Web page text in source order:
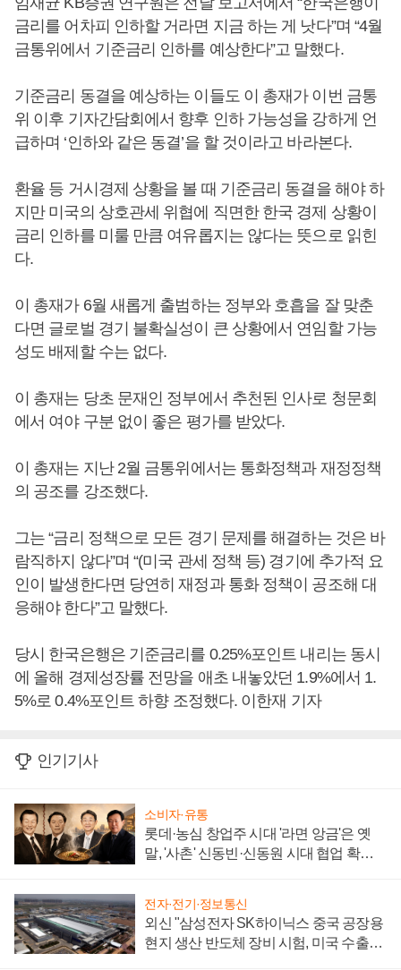
금리를 어차피 인하할 거라면 지금 하는 게 낫다”며 “4월
금통위에서 기준금리 인하를 예상한다”고 말했다.
기준금리 동결을 예상하는 이들도 이 총재가 이번 금통
위 이후 기자간담회에서 향후 인하 가능성을 강하게 언
급하며 ‘인하와 같은 동결’을 할 것이라고 바라본다.
환율 등 거시경제 상황을 볼 때 기준금리 동결을 해야 하
지만 미국의 상호관세 위협에 직면한 한국 경제 상황이
금리 인하를 미룰 만큼 여유롭지는 않다는 뜻으로 읽힌
다.
이 총재가 6월 새롭게 출범하는 정부와 호흡을 잘 맞춘
다면 글로벌 경기 불확실성이 큰 상황에서 연임할 가능
성도 배제할 수는 없다.
이 총재는 당초 문재인 정부에서 추천된 인사로 청문회
에서 여야 구분 없이 좋은 평가를 받았다.
이 총재는 지난 2월 금통위에서는 통화정책과 재정정책
의 공조를 강조했다.
그는 “금리 정책으로 모든 경기 문제를 해결하는 것은 바
람직하지 않다”며 “(미국 관세 정책 등) 경기에 추가적 요
인이 발생한다면 당연히 재정과 통화 정책이 공조해 대
응해야 한다”고 말했다.
당시 한국은행은 기준금리를 0.25%포인트 내리는 동시
에 올해 경제성장률 전망을 애초 내놓았던 1.9%에서 1.
5%로 0.4%포인트 하향 조정했다. 이한재 기자
인기기사
소비자·유통
롯데·농심 창업주 시대 '라면 앙금'은 옛
말, '사촌' 신동빈·신동원 시대 협업 확대
전자·전기·정보통신
외신 "삼성전자 SK하이닉스 중국 공장용
현지 생산 반도체 장비 시험, 미국 수출통